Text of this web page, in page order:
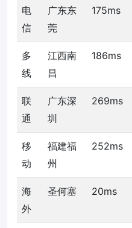
电
信
广东东
莞
175ms
多
线
江西南
昌
186ms
联
通
广东深
圳
269ms
移
动
福建福
州
252ms
海
外
圣何塞 20ms